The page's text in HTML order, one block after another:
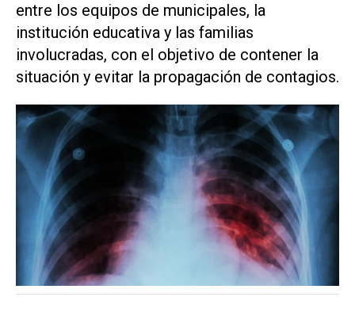
entre los equipos de municipales, la
institución educativa y las familias
involucradas, con el objetivo de contener la
situación y evitar la propagación de contagios.